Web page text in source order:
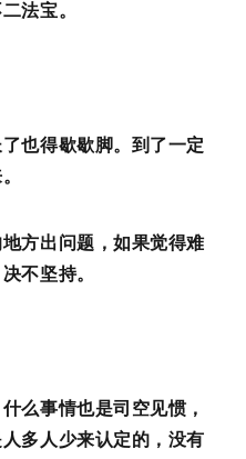
法宝。
也得歇歇脚。到了一定
方出问题，如果觉得难
不坚持。
么事情也是司空见惯，
多人少来认定的，没有